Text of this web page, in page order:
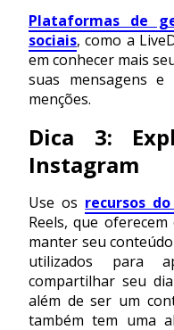
Plataformas de
sociais, como a
em conhecer mais
suas mensagens
menções.
Dica 3:
Instagram
Use os recursos
Reels, que
manter seu
utilizados para
compartilhar seu
além de ser um
também tem uma